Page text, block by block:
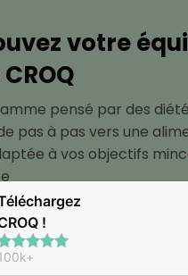
votre
pensé par des
pas à pas vers une
à vos objectifs
!